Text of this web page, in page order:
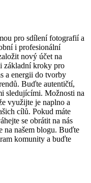
pro sdílení fotografií a
i profesionální
nový účet na
základní kroky pro
a energii do tvorby
Buďte autentičtí,
sledujícími. Možnosti na
využijte je naplno a
cílů. Pokud máte
se obrátit na nás
na našem blogu. Buďte
komunity a buďte